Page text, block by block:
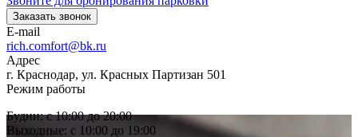
Заказать звонок
E-mail
rich.comfort@bk.ru
Адрес
г. Краснодар, ул. Красных Партизан 501
Режим работы
Будни: с 10:00 до 20:00
Выходные: с 10:00 до 19:00